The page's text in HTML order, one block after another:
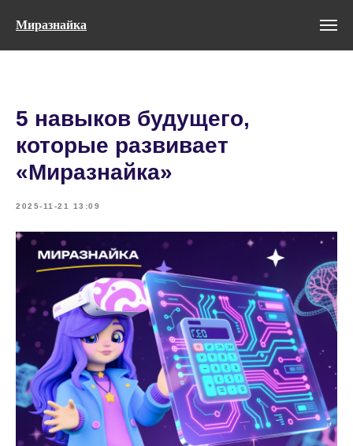
Миразнайка
5 навыков будущего,
которые развивает
«Миразнайка»
2025-11-21 13:09